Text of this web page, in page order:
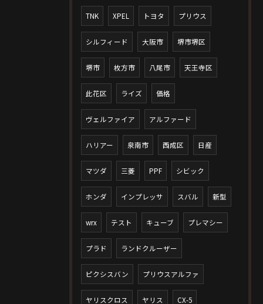
TNK XPEL トヨタ プリウス
シルフィード 大阪市 堺市堺区
堺市 枚方市 八尾市 天王寺区
此花区 ライズ 価格
ヴェルファイア アルファード
ハリアー 泉南市 西成区 日産
マツダ 三菱 PPF シビック
ホンダ インプレッサ スバル 新型
wrx テスト キューブ プレマシー
プラド ランドクルーザー
ピクシスバン プリウスアルファ
ヤリスクロス ヤリス CX-5